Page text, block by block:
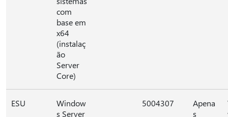
com
base em
x64
(instalaç
ão
Server
Core)
ESU
Window
s Server
5004307
Apena
s